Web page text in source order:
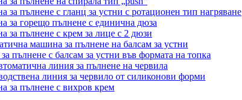
за пълнене с гланц за устни с ротационен тип нагряване
за горещо пълнене с единична дюза
за пълнене с крем за лице с 2 дюзи
машина за пълнене на балсам за устни
пълнене с балсам за устни във формата на топка
линия за пълнене на червила
линия за червило от силиконови форми
за пълнене с вихров крем